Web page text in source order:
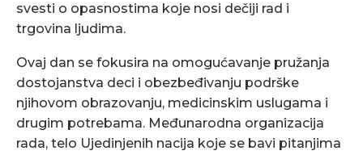
svesti o opasnostima koje nosi dečiji rad i
trgovina ljudima.
Ovaj dan se fokusira na omogućavanje pružanja
dostojanstva deci i obezbeđivanju podrške
njihovom obrazovanju, medicinskim uslugama i
drugim potrebama. Međunarodna organizacija
rada, telo Ujedinjenih nacija koje se bavi pitanjima